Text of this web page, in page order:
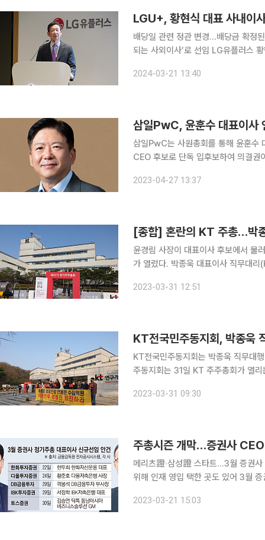
LGU+, 황현식 대표 사내이
배당일 관련 정관 변경…배당금 확정
되는 사외이사’로 선임 LG유플러스 황현식 대표가 21일 열린 정기 주주총회에서 사내이사로 재선
식 LG유플러스 사장은 2020년 11월
2024-03-21 13:40
삼일PwC, 윤훈수 대표이사
삼일PwC는 사원총회를 통해 윤훈수 대
CEO 후보로 단독 입후보하여 의결권
팬데믹, 글로벌 경제 불황과 지정학적
2023-04-27 13:37
[종합] 혼란의 KT 주총…박
윤경림 사장이 대표이사 후보에서 물
가 열렸다. 박종욱 대표이사 직무대
서는 △재무제표 승인 △정관 일부
2023-03-31 12:51
KT전국민주동지회, 박종욱
KT전국민주동지회는 박종욱 직무대행
주동지회는 31일 KT 주주총회가 열
람”이라며 “구현모 대표이사 연임프
2023-03-31 09:30
주총시즌 개막…증권사 CEO
메리츠證‧삼성證 스타트…3월 증권
위해 인재 영입 택한 곳도 있어 3월 증권사 정기 주주총회 시즌이 시작되자 국내 증권사 최고경영자
2023-03-21 15:03